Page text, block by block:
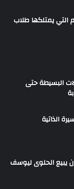
التي يمتلكها طلاب
البسيطة حتى
الذاتية
يبيع الحلوى ليوسف